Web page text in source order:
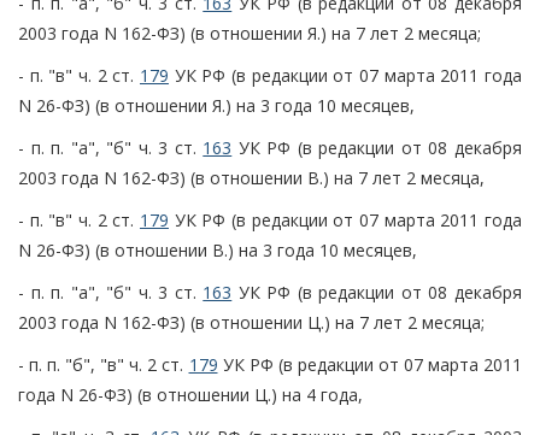
2003 года N 162-ФЗ) (в отношении Я.) на 7 лет 2 месяца;
- п. "в" ч. 2 ст. 179 УК РФ (в редакции от 07 марта 2011 года
N 26-ФЗ) (в отношении Я.) на 3 года 10 месяцев,
- п. п. "а", "б" ч. 3 ст. 163 УК РФ (в редакции от 08 декабря
2003 года N 162-ФЗ) (в отношении В.) на 7 лет 2 месяца,
- п. "в" ч. 2 ст. 179 УК РФ (в редакции от 07 марта 2011 года
N 26-ФЗ) (в отношении В.) на 3 года 10 месяцев,
- п. п. "а", "б" ч. 3 ст. 163 УК РФ (в редакции от 08 декабря
2003 года N 162-ФЗ) (в отношении Ц.) на 7 лет 2 месяца;
- п. п. "б", "в" ч. 2 ст. 179 УК РФ (в редакции от 07 марта 2011
года N 26-ФЗ) (в отношении Ц.) на 4 года,